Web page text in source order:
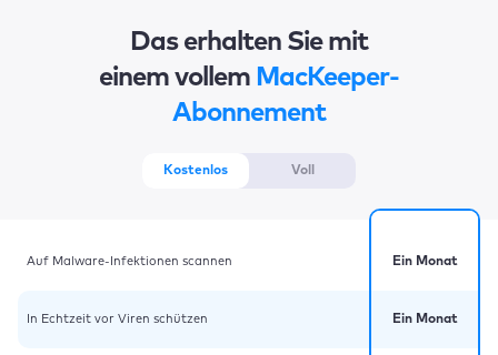
Das erhalten Sie mit
einem vollem MacKeeper-
Abonnement
Kostenlos Voll
Auf Malware-Infektionen scannen
In Echtzeit vor Viren schützen
Ein Monat
Ein Monat